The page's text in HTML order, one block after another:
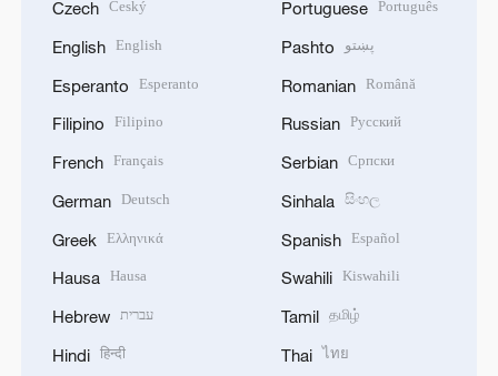
Czech Český
English English
Esperanto Esperanto
Filipino Filipino
French Français
German Deutsch
Greek Ελληνικά
Hausa Hausa
Hebrew עברית
Hindi हिन्दी
Portuguese Português
Pashto پښتو
Romanian Română
Russian Русский
Serbian Српски
Sinhala සිංහල
Spanish Español
Swahili Kiswahili
Tamil தமிழ்
Thai ไทย